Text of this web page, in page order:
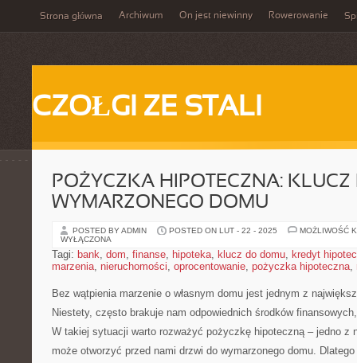
Strona główna Archiwum On jest niewinny Rowerowanie
CZOŁGI ZE STALI
POŻYCZKA HIPOTECZNA: KLUCZ
WYMARZONEGO DOMU
POSTED BY ADMIN POSTED ON LUT - 22 - 2025
MOŻLIWOŚĆ
WYŁĄCZONA
Tagi: bank, dom, finanse, hipoteka, klucz do domu, kredyt
marzenia, nieruchomości, oprocentowanie, pożyczka hipoteczna,
Bez wątpienia marzenie o własnym domu jest jednym z
Niestety,⁣ często brakuje nam odpowiednich‍ środków
‍W⁤ takiej​ sytuacji warto rozważyć pożyczkę hipoteczną – jedno z
może otworzyć przed nami ​drzwi do wymarzonego domu.